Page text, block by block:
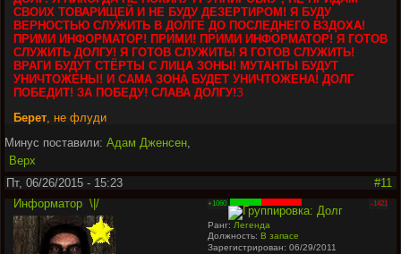
СВОИХ ТОВАРИЩЕЙ И НЕ БУДУ ДЕЗЕРТИРОМ! Я БУДУ
ВЕРНОСТЬЮ СЛУЖИТЬ В ДОЛГЕ ДО ПОСЛЕДНЕГО ВЗДОХА!
ПРИМИ ИНФОРМАТОР! ПРИМИ! ПРИМИ ИНФОРМАТОР! Я ГОТОВ
СЛУЖИТЬ ДОЛГУ! Я ГОТОВ СЛУЖИТЬ! Я ГОТОВ СЛУЖИТЬ!
ВРАГИ БУДУТ СТЁРТЫ С ЛИЦА ЗОНЫ! МУТАНТЫ БУДУТ
УНИЧТОЖЕНЫ! И САМА ЗОНА БУДЕТ УНИЧТОЖЕНА! ДОЛГ
ПОБЕДИТ! ЗА ПОБЕДУ! СЛАВА ДОЛГУ!З
Берет, не флуди
Минус поставили: Адам Дженсен,
Верх
Пт, 06/26/2015 - 15:23
#11
Информатор \|/ +1060 -1421
Ранг: Легенда
Должность:В запасе
Зарегистрирован: 06/29/2011